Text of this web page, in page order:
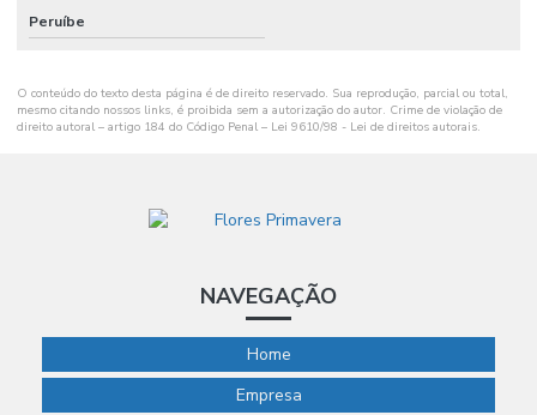
Peruíbe
O conteúdo do texto desta página é de direito reservado. Sua reprodução, parcial ou total,
mesmo citando nossos links, é proibida sem a autorização do autor. Crime de violação de
direito autoral – artigo 184 do Código Penal – Lei 9610/98 - Lei de direitos autorais.
NAVEGAÇÃO
Home
Empresa